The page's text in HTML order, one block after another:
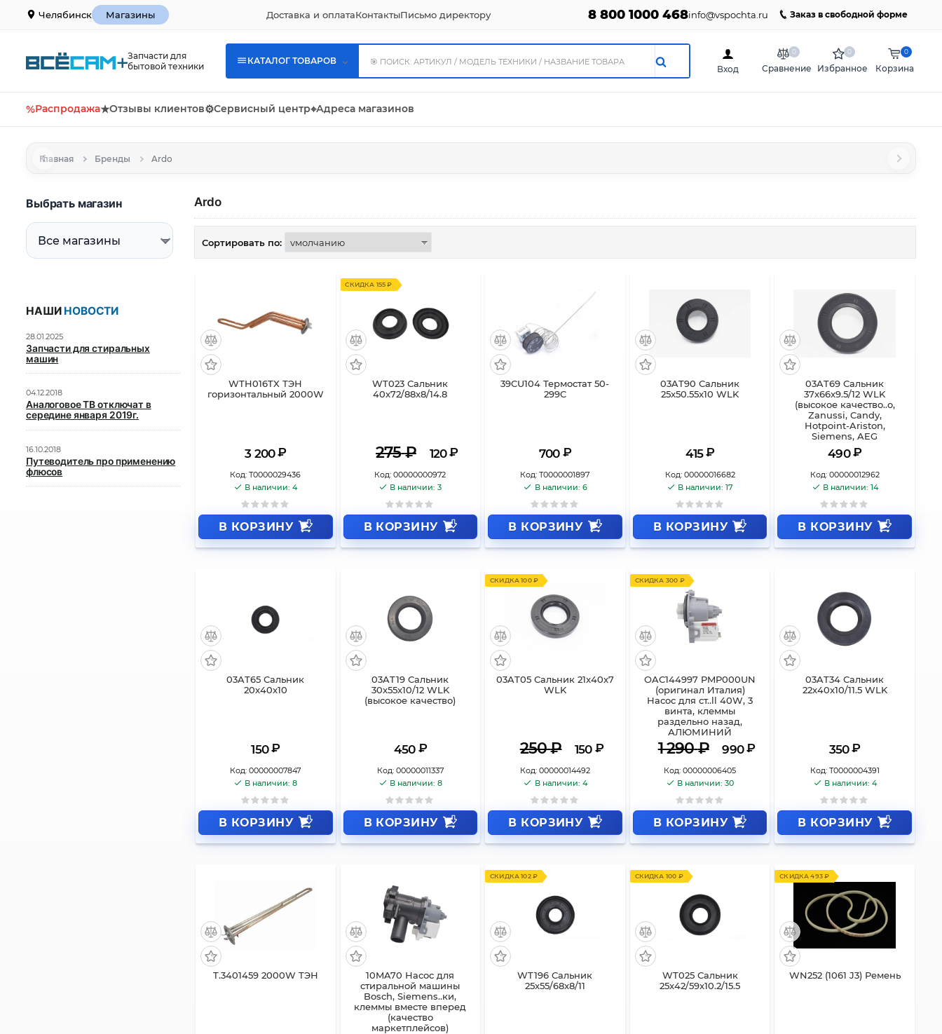
Челябинск Магазины Доставка и оплатаКонтактыПисьмо директору 8 800 1000 468info@vspochta.ru Заказ в свободной форме
Запчасти для
бытовой техники
КАТАЛОГ ТОВАРОВ
Вход Сравнение
0
Избранное
0
Корзина
0
%Распродажа★Отзывы клиентов⚙Сервисный центр⌖Адреса магазинов
Главная Бренды Ardo
Выбрать магазин Ardo
Сортировать по:
WTH016TX ТЭН
горизонтальный 2000W
3 200 ₽
Код: Т0000029436
В наличии: 4
В КОРЗИНУ
СКИДКА 155 ₽
WT023 Сальник
40x72/88x8/14.8
275₽ 120 ₽
Код: 00000000972
В наличии: 3
В КОРЗИНУ
39CU104 Термостат 50-
299C
700 ₽
Код: Т0000001897
В наличии: 6
В КОРЗИНУ
03AT90 Сальник
25x50.55x10 WLK
415 ₽
Код: 00000016682
В наличии: 17
В КОРЗИНУ
03AT69 Сальник
37x66x9.5/12 WLK
(высокое качество..o,
Zanussi, Candy,
Hotpoint-Ariston,
Siemens, AEG
490 ₽
Код: 00000012962
В наличии: 14
В КОРЗИНУ
03AT65 Сальник
20x40x10
150 ₽
Код: 00000007847
В наличии: 8
В КОРЗИНУ
03AT19 Сальник
30x55x10/12 WLK
(высокое качество)
450 ₽
Код: 00000011337
В наличии: 8
В КОРЗИНУ
СКИДКА 100 ₽
03AT05 Сальник 21x40x7
WLK
250₽ 150 ₽
Код: 00000014492
В наличии: 4
В КОРЗИНУ
СКИДКА 300 ₽
OAC144997 PMP000UN
(оригинал Италия)
Насос для ст..ll 40W, 3
винта, клеммы
раздельно назад,
АЛЮМИНИЙ
1 290₽ 990 ₽
Код: 00000006405
В наличии: 30
В КОРЗИНУ
03AT34 Сальник
22x40x10/11.5 WLK
350 ₽
Код: Т0000004391
В наличии: 4
В КОРЗИНУ
T.3401459 2000W ТЭН
10MA70 Насос для
стиральной машины
Bosch, Siemens..ки,
клеммы вместе вперед
(качество
маркетплейсов)
СКИДКА 102 ₽
WT196 Сальник
25x55/68x8/11
СКИДКА 100 ₽
WT025 Сальник
25x42/59x10.2/15.5
СКИДКА 493 ₽
WN252 (1061 J3) Ремень
НАШИ НОВОСТИ
28.01.2025
Запчасти для стиральных
машин
04.12.2018
Аналоговое ТВ отключат в
середине января 2019г.
16.10.2018
Путеводитель про применению
флюсов